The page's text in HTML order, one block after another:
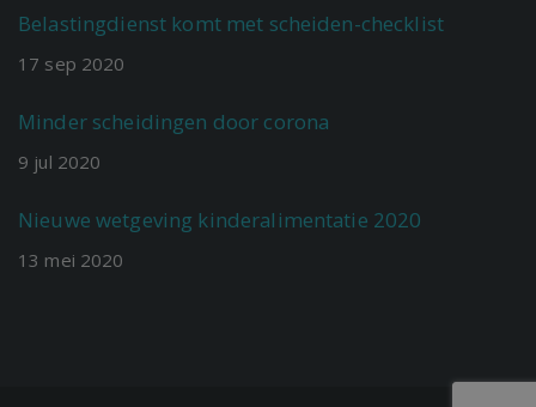
Belastingdienst komt met scheiden-checklist
17 sep 2020
Minder scheidingen door corona
9 jul 2020
Nieuwe wetgeving kinderalimentatie 2020
13 mei 2020